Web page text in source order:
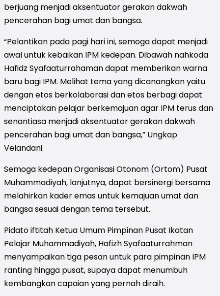
berjuang menjadi aksentuator gerakan dakwah
pencerahan bagi umat dan bangsa.
“Pelantikan pada pagi hari ini, semoga dapat menjadi
awal untuk kebaikan IPM kedepan. Dibawah nahkoda
Hafidz Syafaaturrahaman dapat memberikan warna
baru bagi IPM. Melihat tema yang dicanangkan yaitu
dengan etos berkolaborasi dan etos berbagi dapat
menciptakan pelajar berkemajuan agar IPM terus dan
senantiasa menjadi aksentuator gerakan dakwah
pencerahan bagi umat dan bangsa,” Ungkap
Velandani.
Semoga kedepan Organisasi Otonom (Ortom) Pusat
Muhammadiyah, lanjutnya, dapat bersinergi bersama
melahirkan kader emas untuk kemajuan umat dan
bangsa sesuai dengan tema tersebut.
Pidato iftitah Ketua Umum Pimpinan Pusat Ikatan
Pelajar Muhammadiyah, Hafizh Syafaaturrahman
menyampaikan tiga pesan untuk para pimpinan IPM
ranting hingga pusat, supaya dapat menumbuh
kembangkan capaian yang pernah diraih.